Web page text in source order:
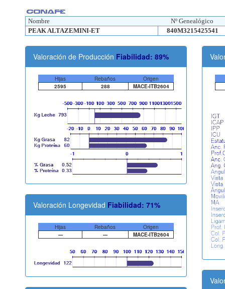
Nombre
Nº Genealógico
PEAK ALTAZEMINI-ET
840M3215425541
Valoración de Producción Fiabilidad: 89%
Hijas Rebaños
Origen
2595
288 MACE-ITB2604
Valoración Longevidad Fiabilidad: 71%
Hijas Rebaños
Origen
---
--- MACE-ITB2604